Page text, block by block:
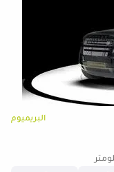
البريميوم